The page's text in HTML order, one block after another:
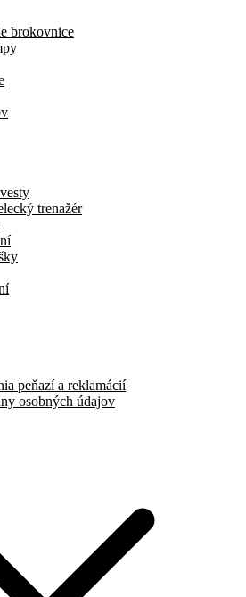
brokovnice
trenažér
peňazí a reklamácií
osobných údajov